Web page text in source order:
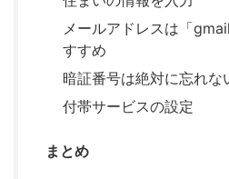
メールアドレスは「
すすめ
暗証番号は絶対に忘れな
付帯サービスの設定
まとめ